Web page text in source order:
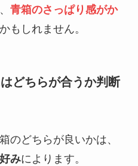
青箱のさっぱり感がか
もしれません。
どちらが合うか判断
のどちらが良いかは、
みによります。